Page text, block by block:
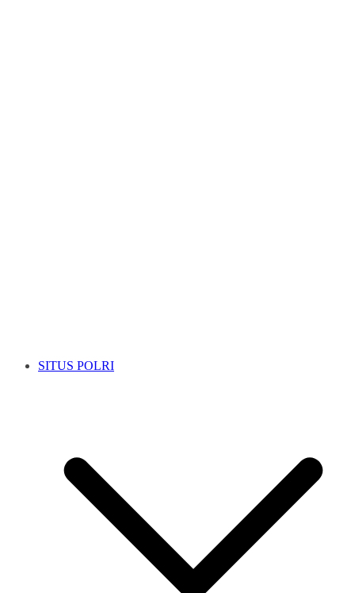
SITUS POLRI